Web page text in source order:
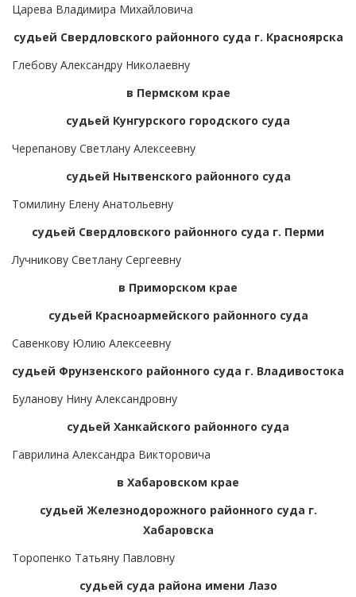
Царева Владимира Михайловича
судьей Свердловского районного суда г. Красноярска
Глебову Александру Николаевну
в Пермском крае
судьей Кунгурского городского суда
Черепанову Светлану Алексеевну
судьей Нытвенского районного суда
Томилину Елену Анатольевну
судьей Свердловского районного суда г. Перми
Лучникову Светлану Сергеевну
в Приморском крае
судьей Красноармейского районного суда
Савенкову Юлию Алексеевну
судьей Фрунзенского районного суда г. Владивостока
Буланову Нину Александровну
судьей Ханкайского районного суда
Гаврилина Александра Викторовича
в Хабаровском крае
судьей Железнодорожного районного суда г.
Хабаровска
Торопенко Татьяну Павловну
судьей суда района имени Лазо